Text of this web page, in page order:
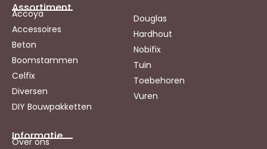
Assortiment
Accoya
Accessoires
Beton
Boomstammen
Celfix
Diversen
DIY Bouwpakketten
Douglas
Hardhout
Nobifix
Tuin
Toebehoren
Vuren
Informatie
Over ons